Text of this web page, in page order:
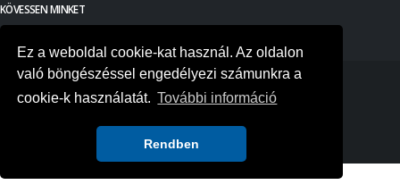
Ez a weboldal cookie-kat használ. Az oldalon
való böngészéssel engedélyezi számunkra a
cookie-k használatát. További információ
Rendben
KÖVESSEN MINKET